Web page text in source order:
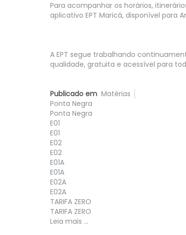
Para acompanhar os horários,
aplicativo EPT Maricá, disponível para
A EPT segue trabalhando
qualidade, gratuita e acessível para
Publicado em Matérias
Ponta Negra
Ponta Negra
E01
E01
E02
E02
E01A
E01A
E02A
E02A
TARIFA ZERO
TARIFA ZERO
Leia mais ...